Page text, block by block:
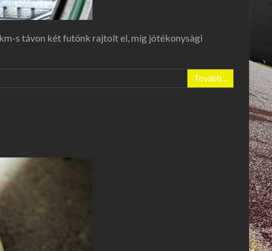
s távon két futónk rajtolt el, míg jótékonysàgi
Tovább...